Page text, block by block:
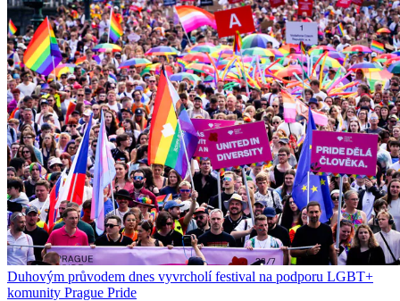
Duhovým průvodem dnes vyvrcholí festival na podporu LGBT+
komunity Prague Pride